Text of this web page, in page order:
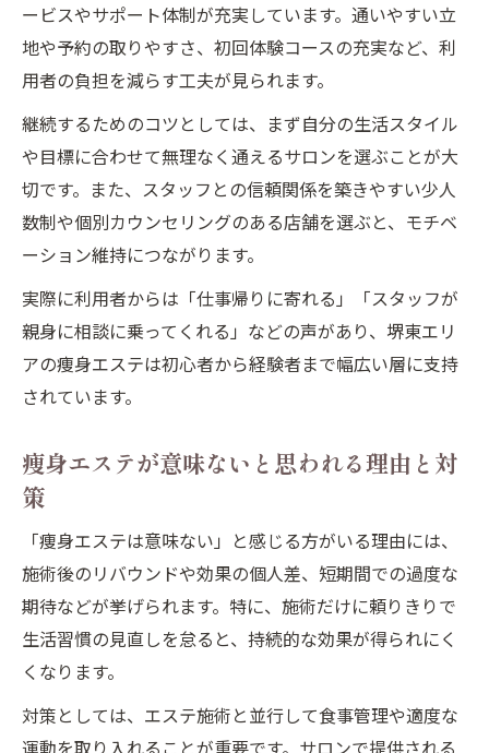
ービスやサポート体制が充実しています。通いやすい立
地や予約の取りやすさ、初回体験コースの充実など、利
用者の負担を減らす工夫が見られます。
継続するためのコツとしては、まず自分の生活スタイル
や目標に合わせて無理なく通えるサロンを選ぶことが大
切です。また、スタッフとの信頼関係を築きやすい少人
数制や個別カウンセリングのある店舗を選ぶと、モチベ
ーション維持につながります。
実際に利用者からは「仕事帰りに寄れる」「スタッフが
親身に相談に乗ってくれる」などの声があり、堺東エリ
アの痩身エステは初心者から経験者まで幅広い層に支持
されています。
痩身エステが意味ないと思われる理由と対
策
「痩身エステは意味ない」と感じる方がいる理由には、
施術後のリバウンドや効果の個人差、短期間での過度な
期待などが挙げられます。特に、施術だけに頼りきりで
生活習慣の見直しを怠ると、持続的な効果が得られにく
くなります。
対策としては、エステ施術と並行して食事管理や適度な
運動を取り入れることが重要です。サロンで提供される